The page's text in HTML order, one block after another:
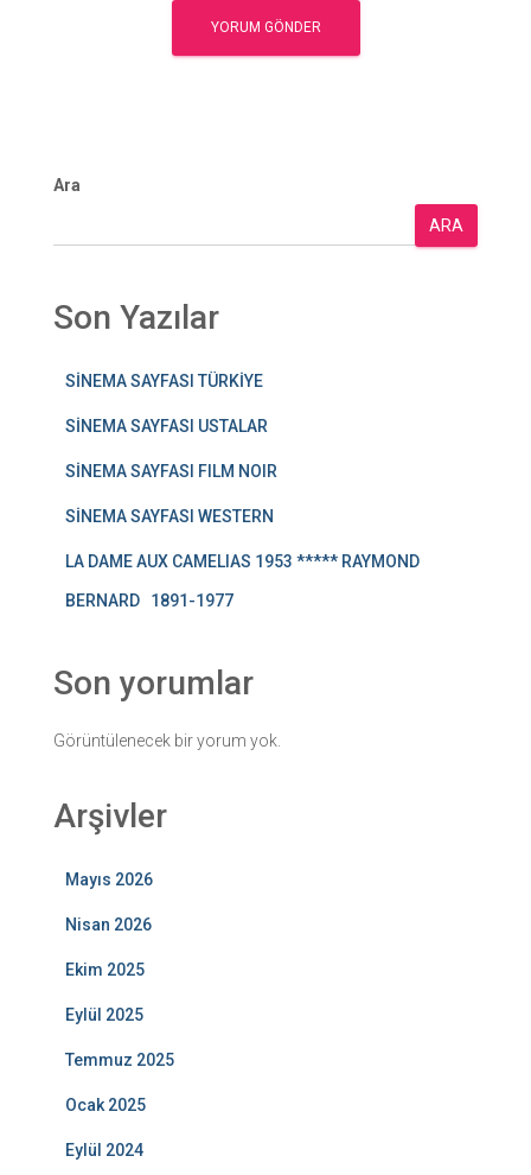
Ara
ARA
Son Yazılar
SİNEMA SAYFASI TÜRKİYE
SİNEMA SAYFASI USTALAR
SİNEMA SAYFASI FILM NOIR
SİNEMA SAYFASI WESTERN
LA DAME AUX CAMELIAS 1953 ***** RAYMOND
BERNARD 1891-1977
Son yorumlar
Görüntülenecek bir yorum yok.
Arşivler
Mayıs 2026
Nisan 2026
Ekim 2025
Eylül 2025
Temmuz 2025
Ocak 2025
Eylül 2024